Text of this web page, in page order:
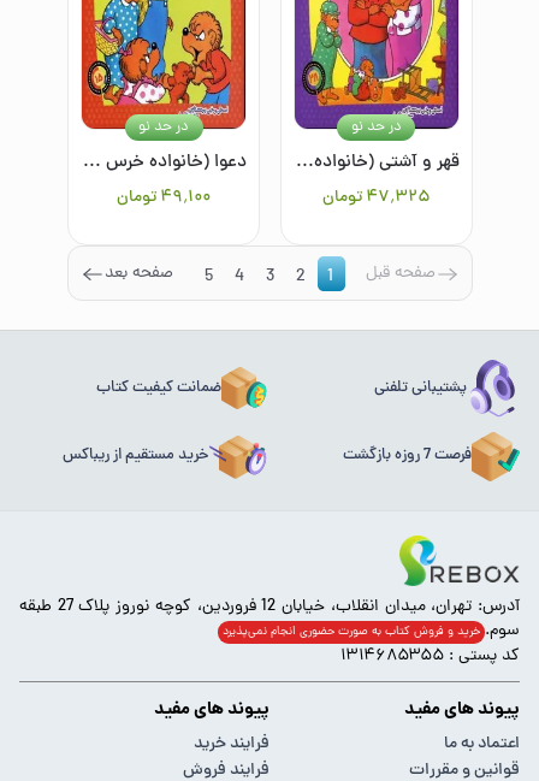
قهر و آشتی (خانواده خرس ها 28)
۴۷٬۳۲۵ تومان
در حد نو
دعوا (خانواده خرس ها 15)
۴۹٬۱۰۰تومان
در حد نو
صفحه قبل 1
2
3
4
5 صفحه بعد
پشتیبانی تلفنی ضمانت کیفیت کتاب
فرصت 7 روزه بازگشت خرید مستقیم از ریباکس
آدرس: تهران، میدان انقلاب، خیابان 12 فروردین، کوچه نوروز پلاک 27 طبقه
سوم. خرید و فروش کتاب به صورت حضوری انجام‌ نمی‌پذیرد
کد پستی : ۱۳۱۴۶۸۵۳۵۵
پیوند های مفید
اعتماد به ما
قوانین و مقررات
پیوند های مفید
فرایند خرید
فرایند فروش